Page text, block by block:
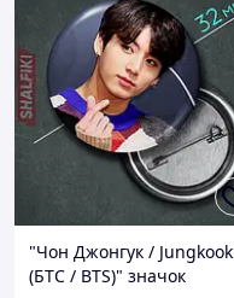
"Чон Джонгук / Jungkook
(БТС / BTS)" значок